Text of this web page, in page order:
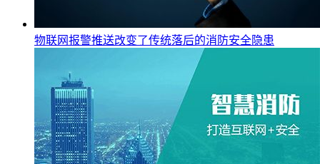
物联网报警推送改变了传统落后的消防安全隐患